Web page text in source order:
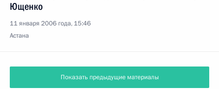
Ющенко
11 января 2006 года, 15:46
Астана
Показать предыдущие материалы